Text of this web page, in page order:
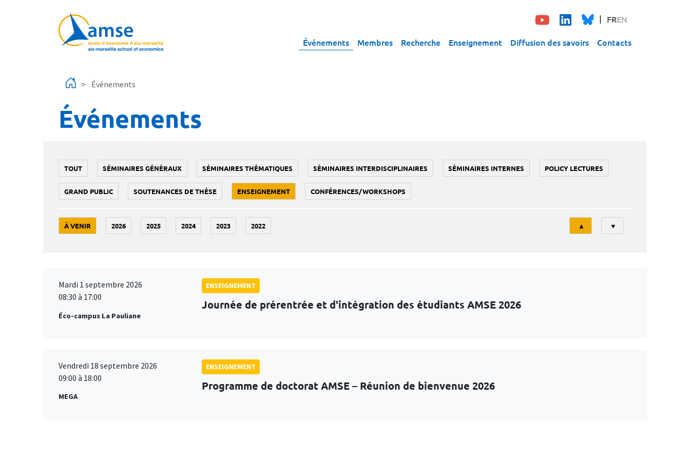
FREN
Événements Membres Recherche Enseignement Diffusion des savoirs Contacts
Événements
Événements
TOUT SÉMINAIRES GÉNÉRAUX SÉMINAIRES THÉMATIQUES SÉMINAIRES INTERDISCIPLINAIRES SÉMINAIRES INTERNES POLICY LECTURES
GRAND PUBLIC SOUTENANCES DE THÈSE ENSEIGNEMENT CONFÉRENCES/WORKSHOPS
À VENIR 2026 2025 2024 2023 2022
Tri
▲ ▼
Mardi 1 septembre 2026
08:30 à 17:00
Éco-campus La Pauliane
ENSEIGNEMENT
Journée de prérentrée et d'intégration des étudiants AMSE 2026
Vendredi 18 septembre 2026
09:00 à 18:00
MEGA
ENSEIGNEMENT
Programme de doctorat AMSE – Réunion de bienvenue 2026